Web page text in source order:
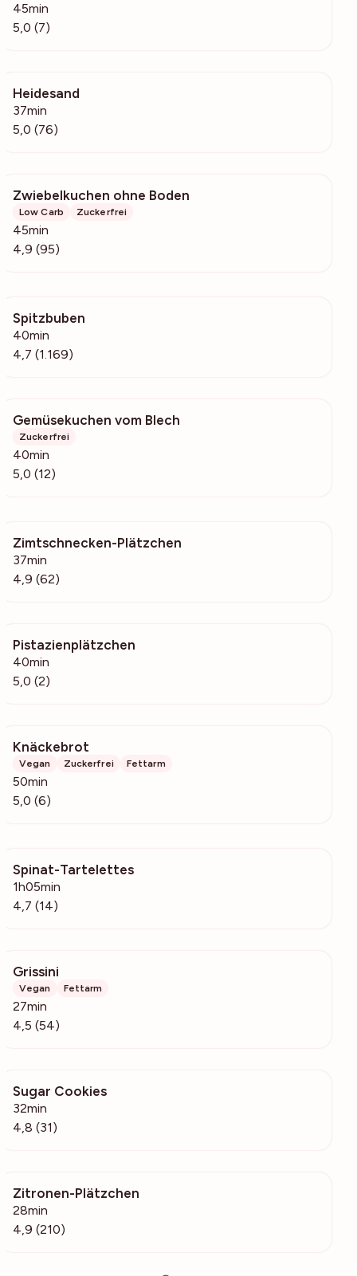
45min
5,0 (7)
Heidesand
37min
5,0 (76)
Zwiebelkuchen ohne Boden
Low Carb Zuckerfrei
45min
4,9 (95)
Spitzbuben
40min
4,7 (1.169)
Gemüsekuchen vom Blech
Zuckerfrei
40min
5,0 (12)
Zimtschnecken-Plätzchen
37min
4,9 (62)
Pistazienplätzchen
40min
5,0 (2)
Knäckebrot
Vegan Zuckerfrei Fettarm
50min
5,0 (6)
Spinat-Tartelettes
1h05min
4,7 (14)
Grissini
Vegan Fettarm
27min
4,5 (54)
Sugar Cookies
32min
4,8 (31)
Zitronen-Plätzchen
28min
4,9 (210)